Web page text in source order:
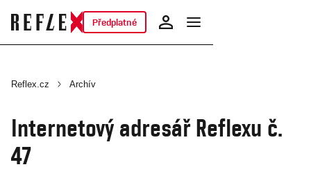
Předplatné
Reflex.cz Archív
Internetový adresář Reflexu č.
47